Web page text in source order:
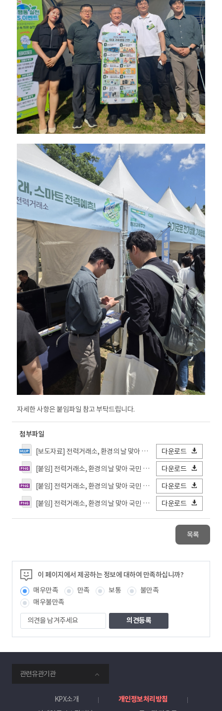
자세한 사항은 붙임파일 참고 부탁드립니다.
첨부파일
[보도자료] 전력거래소, 환경의 날 맞아 국민 기후행동 확산에 동참.hwp
다운로드
[붙임] 전력거래소, 환경의 날 맞아 국민 기후행동 확산에 동참_1.png
다운로드
[붙임] 전력거래소, 환경의 날 맞아 국민 기후행동 확산에 동참_2.png
다운로드
[붙임] 전력거래소, 환경의 날 맞아 국민 기후행동 확산에 동참_3.png
다운로드
목록
이 페이지에서 제공하는 정보에 대하여 만족하십니까?
매우만족
만족 보통
불만족
매우불만족
의
견
을
겨
주
세
요
관련유관기관
KPX소개
개인정보처리방침